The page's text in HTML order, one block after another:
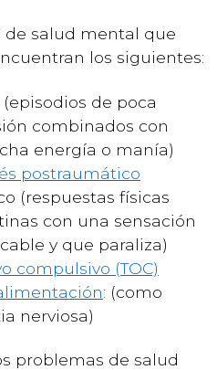
de salud mental que
los siguientes:
de poca
combinados con
energía o manía)
postraumático
(respuestas físicas
con una sensación
y que paraliza)
compulsivo (TOC)
: (como
nerviosa)
problemas de salud